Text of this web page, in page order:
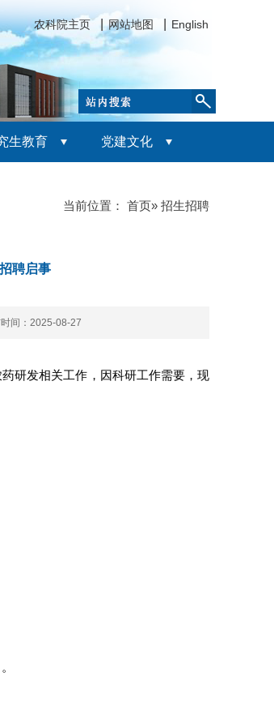
农科院主页 网站地图 English
生教育 党建文化
当前位置： 首页» 招生招聘
聘启事
间：2025-08-27
研发相关工作，因科研工作需要，现